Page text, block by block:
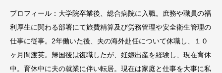
プロフィール：大学院卒業後、総合病院に入職。庶務や職員の福
利厚生に関わる部署にて旅費精算及び労務管理や安全衛生管理の
仕事に従事。2年働いた後、夫の海外赴任について休職し、１０
ヶ月間渡英。帰国後は復職したが、妊娠出産を経験し、現在育休
中。育休中に夫の就業に伴い転居。現在は家庭と仕事を大事に私